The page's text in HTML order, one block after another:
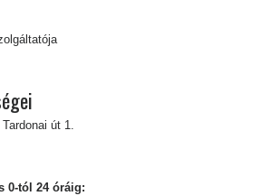
út 1.
0-tól 24 óráig: